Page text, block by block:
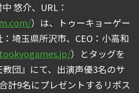
悠介、URL：
）は、トゥーキョーゲー
埼玉県所沢市、CEO：小高和
）とタッグを
団』にて、出演声優3名のサ
計9名にプレゼントするリポス